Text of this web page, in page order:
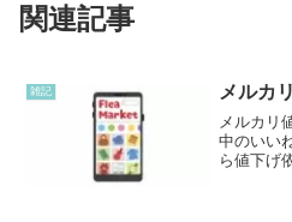
関連記事
雑記 メルカ
メルカリ
中のいい
ら値下げ